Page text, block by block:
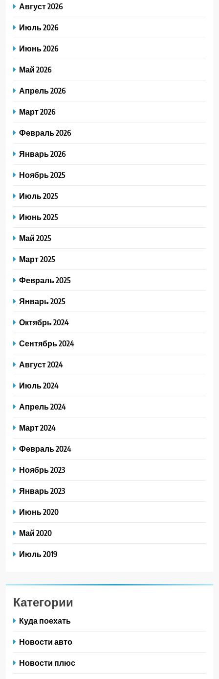
Август 2026
Июль 2026
Июнь 2026
Май 2026
Апрель 2026
Март 2026
Февраль 2026
Январь 2026
Ноябрь 2025
Июль 2025
Июнь 2025
Май 2025
Март 2025
Февраль 2025
Январь 2025
Октябрь 2024
Сентябрь 2024
Август 2024
Июль 2024
Апрель 2024
Март 2024
Февраль 2024
Ноябрь 2023
Январь 2023
Июнь 2020
Май 2020
Июль 2019
Категории
Куда поехать
Новости авто
Новости плюс